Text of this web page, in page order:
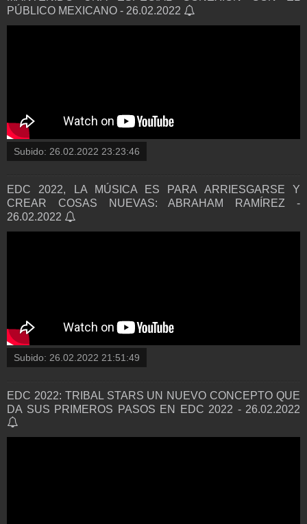
PÚBLICO MEXICANO - 26.02.2022
Subido: 26.02.2022 23:23:46
EDC 2022, LA MÚSICA ES PARA ARRIESGARSE Y
CREAR COSAS NUEVAS: ABRAHAM RAMÍREZ -
26.02.2022
Subido: 26.02.2022 21:51:49
EDC 2022: TRIBAL STARS UN NUEVO CONCEPTO QUE
DA SUS PRIMEROS PASOS EN EDC 2022 - 26.02.2022